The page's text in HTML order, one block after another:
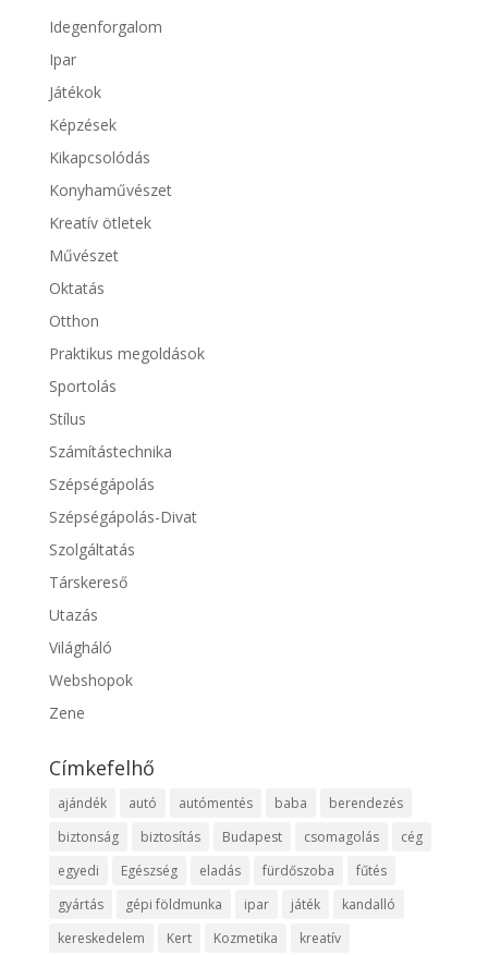
Idegenforgalom
Ipar
Játékok
Képzések
Kikapcsolódás
Konyhaművészet
Kreatív ötletek
Művészet
Oktatás
Otthon
Praktikus megoldások
Sportolás
Stílus
Számítástechnika
Szépségápolás
Szépségápolás-Divat
Szolgáltatás
Társkereső
Utazás
Világháló
Webshopok
Zene
Címkefelhő
ajándék autó autómentés baba
berendezés
biztonság
biztosítás Budapest csomagolás
cég
egyedi
Egészség eladás fürdőszoba
fűtés
gyártás
gépi földmunka ipar játék
kandalló
kereskedelem
Kert Kozmetika kreatív